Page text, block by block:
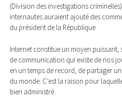
(Division des investigations
internautes auraient ajouté des
du président de la République.
Internet constitue un moyen puissant,
de communication qui existe de nos
en un temps de record, de partager
du monde. C’est la raison pour
bien administré.